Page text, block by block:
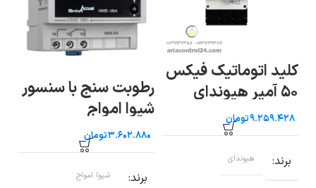
کلید اتوماتیک فیکس
۵۰ آمپر هیوندای
تومان
برند هیوندای
رطوبت سنج با سنسور
شیوا امواج
تومان
برند شیوا امواج